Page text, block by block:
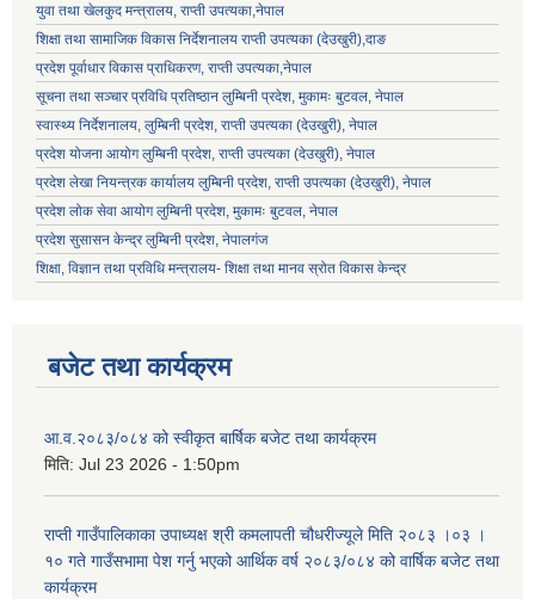
युवा तथा खेलकुद मन्त्रालय, राप्ती उपत्यका,नेपाल
शिक्षा तथा सामाजिक विकास निर्देशनालय राप्ती उपत्यका (देउखुरी),दाङ
प्रदेश पूर्वाधार विकास प्राधिकरण, राप्ती उपत्यका,नेपाल
सूचना तथा सञ्चार प्रविधि प्रतिष्ठान लुम्बिनी प्रदेश, मुकामः बुटवल, नेपाल
स्वास्थ्य निर्देशनालय, लुम्बिनी प्रदेश, राप्ती उपत्यका (देउखुरी), नेपाल
प्रदेश योजना आयोग लुम्बिनी प्रदेश, राप्ती उपत्यका (देउखुरी), नेपाल
प्रदेश लेखा नियन्त्रक कार्यालय लुम्बिनी प्रदेश, राप्ती उपत्यका (देउखुरी), नेपाल
प्रदेश लोक सेवा आयोग लुम्बिनी प्रदेश, मुकामः बुटवल, नेपाल
प्रदेश सुसासन केन्द्र लुम्बिनी प्रदेश, नेपालगंज
शिक्षा, विज्ञान तथा प्रविधि मन्त्रालय- शिक्षा तथा मानव स्रोत विकास केन्द्र
बजेट तथा कार्यक्रम
आ.व.२०८३/०८४ को स्वीकृत बार्षिक बजेट तथा कार्यक्रम
मिति: Jul 23 2026 - 1:50pm
राप्ती गाउँपालिकाका उपाध्यक्ष श्री कमलापती चौधरीज्यूले मिति २०८३ ।०३ ।
१० गते गाउँसभामा पेश गर्नु भएको आर्थिक वर्ष २०८३/०८४ को वार्षिक बजेट तथा
कार्यक्रम